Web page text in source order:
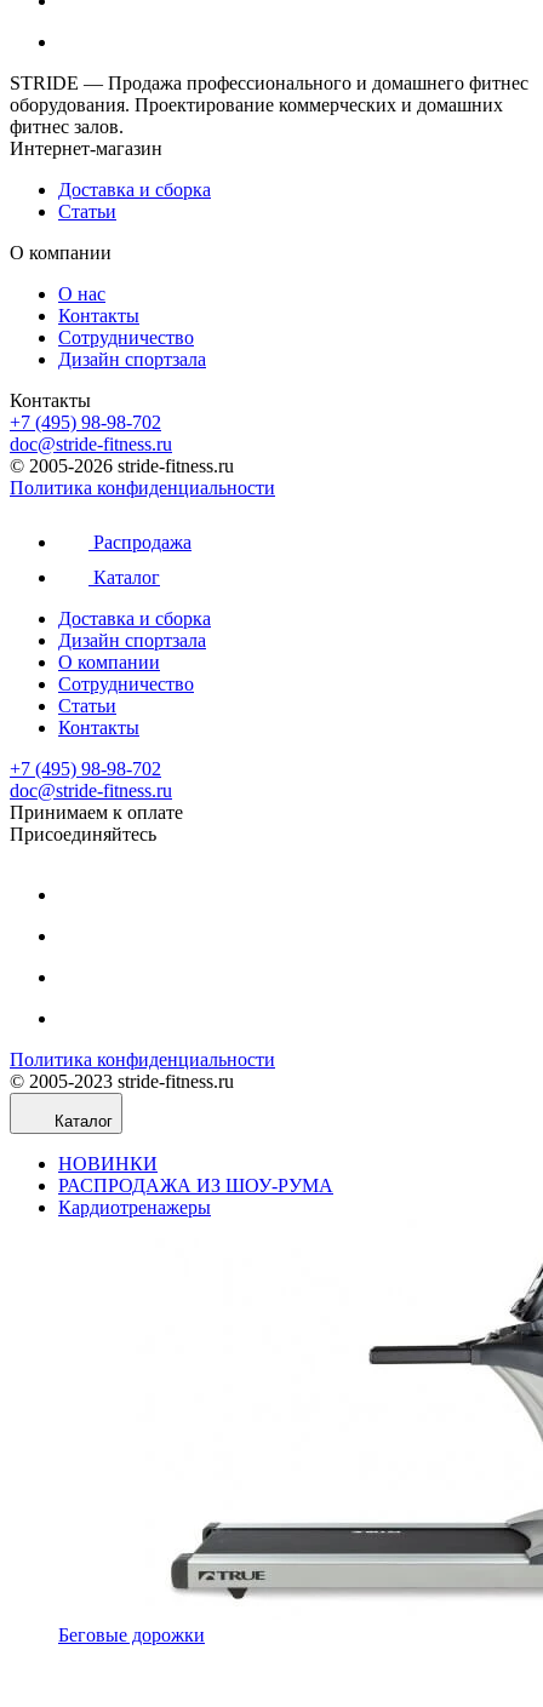
STRIDE — Продажа профессионального и домашнего фитнес
оборудования. Проектирование коммерческих и домашних
фитнес залов.
Интернет-магазин
Доставка и сборка
Статьи
О компании
О нас
Контакты
Сотрудничество
Дизайн спортзала
Контакты
+7 (495) 98-98-702
doc@stride-fitness.ru
© 2005-2026 stride-fitness.ru
Политика конфиденциальности
Распродажа
Каталог
Доставка и сборка
Дизайн спортзала
О компании
Сотрудничество
Статьи
Контакты
+7 (495) 98-98-702
doc@stride-fitness.ru
Принимаем к оплате
Присоединяйтесь
Политика конфиденциальности
© 2005-2023 stride-fitness.ru
Каталог
НОВИНКИ
РАСПРОДАЖА ИЗ ШОУ-РУМА
Кардиотренажеры
Беговые дорожки